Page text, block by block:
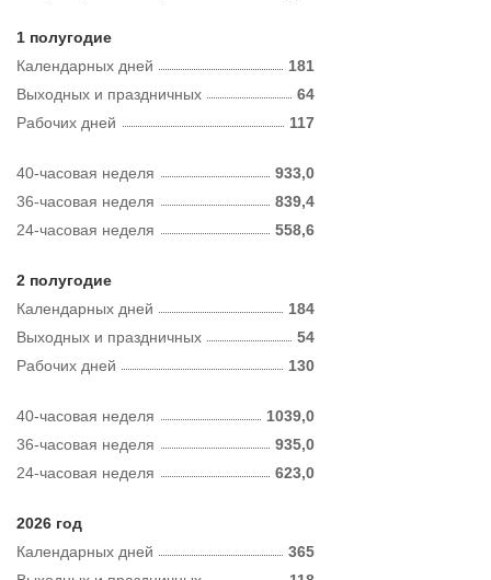
1 полугодие
Календарных дней
181
Рабочих дней 117
Выходных и праздничных 64
40-часовая неделя
933,0
36-часовая неделя
839,4
24-часовая неделя
558,6
2 полугодие
Календарных дней
184
Рабочих дней 130
Выходных и праздничных 54
40-часовая неделя
1039,0
36-часовая неделя
935,0
24-часовая неделя
623,0
2026 год
Календарных дней
365